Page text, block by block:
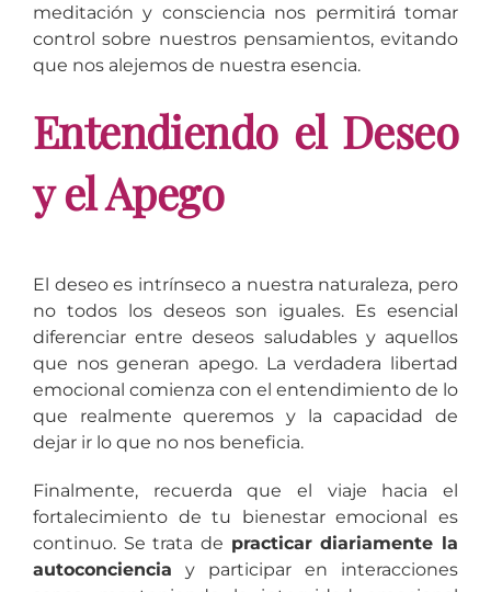
meditación y consciencia nos permitirá tomar
control sobre nuestros pensamientos, evitando
que nos alejemos de nuestra esencia.
Entendiendo el Deseo
y el Apego
El deseo es intrínseco a nuestra naturaleza, pero
no todos los deseos son iguales. Es esencial
diferenciar entre deseos saludables y aquellos
que nos generan apego. La verdadera libertad
emocional comienza con el entendimiento de lo
que realmente queremos y la capacidad de
dejar ir lo que no nos beneficia.
Finalmente, recuerda que el viaje hacia el
fortalecimiento de tu bienestar emocional es
continuo. Se trata de practicar diariamente la
autoconciencia y participar en interacciones